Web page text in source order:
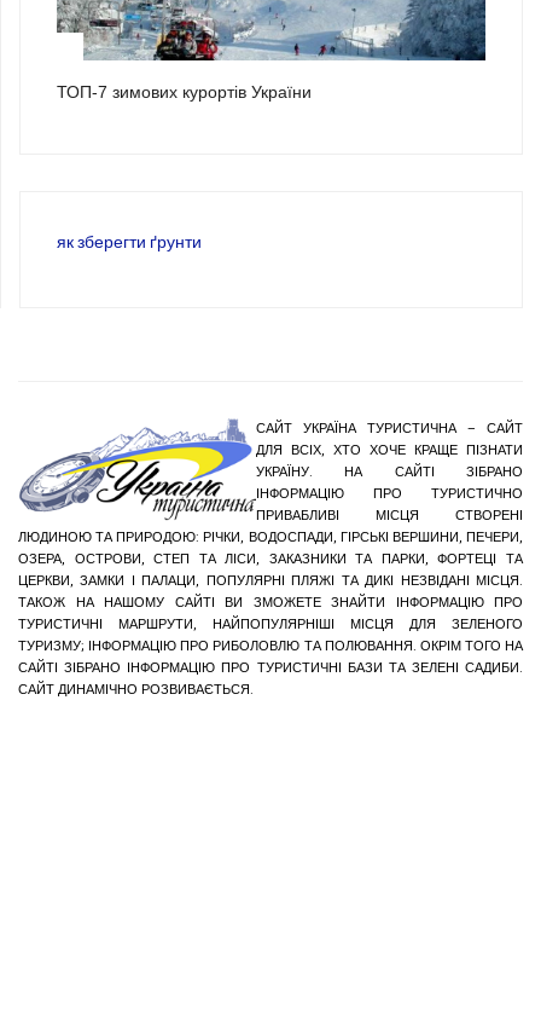
ТОП-7 зимових курортів України
як зберегти ґрунти
САЙТ УКРАЇНА ТУРИСТИЧНА – САЙТ
ДЛЯ ВСІХ, ХТО ХОЧЕ КРАЩЕ ПІЗНАТИ
УКРАЇНУ. НА САЙТІ ЗІБРАНО
ІНФОРМАЦІЮ ПРО ТУРИСТИЧНО
ПРИВАБЛИВІ МІСЦЯ СТВОРЕНІ
ЛЮДИНОЮ ТА ПРИРОДОЮ: РІЧКИ, ВОДОСПАДИ, ГІРСЬКІ ВЕРШИНИ, ПЕЧЕРИ,
ОЗЕРА, ОСТРОВИ, СТЕП ТА ЛІСИ, ЗАКАЗНИКИ ТА ПАРКИ, ФОРТЕЦІ ТА
ЦЕРКВИ, ЗАМКИ І ПАЛАЦИ, ПОПУЛЯРНІ ПЛЯЖІ ТА ДИКІ НЕЗВІДАНІ МІСЦЯ.
ТАКОЖ НА НАШОМУ САЙТІ ВИ ЗМОЖЕТЕ ЗНАЙТИ ІНФОРМАЦІЮ ПРО
ТУРИСТИЧНІ МАРШРУТИ, НАЙПОПУЛЯРНІШІ МІСЦЯ ДЛЯ ЗЕЛЕНОГО
ТУРИЗМУ; ІНФОРМАЦІЮ ПРО РИБОЛОВЛЮ ТА ПОЛЮВАННЯ. ОКРІМ ТОГО НА
САЙТІ ЗІБРАНО ІНФОРМАЦІЮ ПРО ТУРИСТИЧНІ БАЗИ ТА ЗЕЛЕНІ САДИБИ.
САЙТ ДИНАМІЧНО РОЗВИВАЄТЬСЯ.